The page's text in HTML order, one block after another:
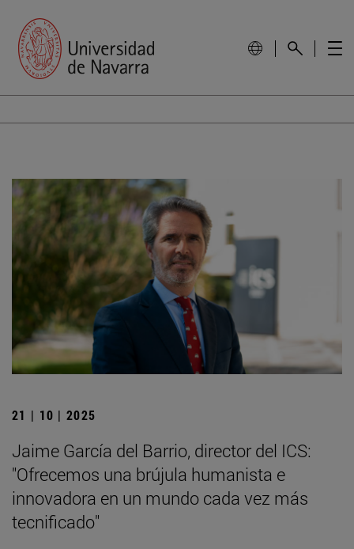
21 | 10 | 2025
Jaime García del Barrio, director del ICS:
"Ofrecemos una brújula humanista e
innovadora en un mundo cada vez más
tecnificado"